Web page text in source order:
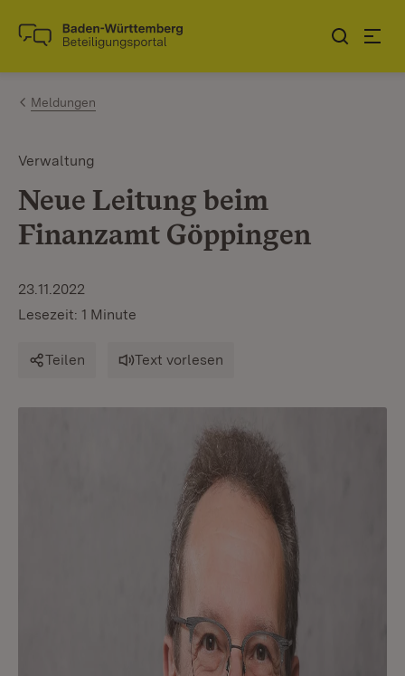
Zum Inhalt springen
Link zur Startseite
Meldungen
Verwaltung
Neue Leitung beim
Finanzamt Göppingen
23.11.2022
Lesezeit: 1 Minute
Teilen Text vorlesen